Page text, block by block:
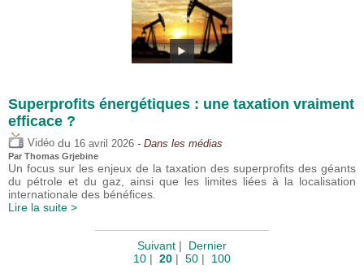
Superprofits énergétiques : une taxation vraiment
efficace ?
Vidéo du 16 avril 2026 - Dans les médias
Par Thomas Grjebine
Un focus sur les enjeux de la taxation des superprofits des géants
du pétrole et du gaz, ainsi que les limites liées à la localisation
internationale des bénéfices.
Lire la suite >
Suivant | Dernier
10 | 20 | 50 | 100